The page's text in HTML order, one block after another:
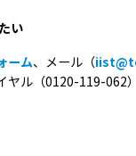
い
ーム、メール（
ヤル（0120-119-062